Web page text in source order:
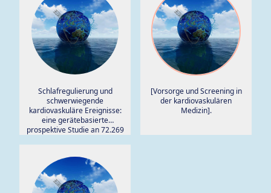
Schlafregulierung und
schwerwiegende
kardiovaskuläre Ereignisse:
eine gerätebasierte
prospektive Studie an 72.269
[Vorsorge und Screening in
der kardiovaskulären
Medizin].